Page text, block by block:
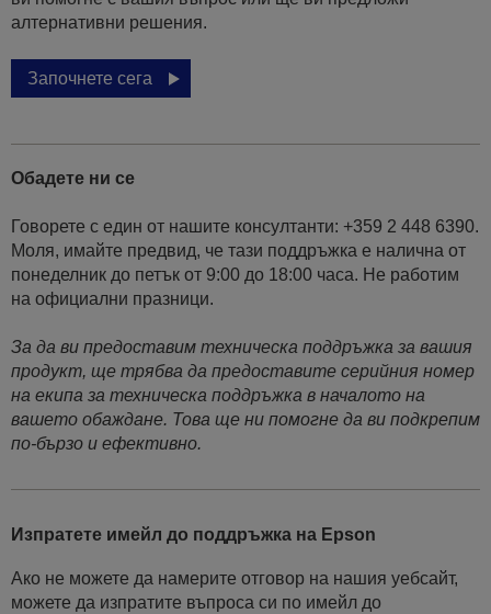
алтернативни решения.
Започнете сега
Обадете ни се
Говорете с един от нашите консултанти: +359 2 448 6390.
Моля, имайте предвид, че тази поддръжка е налична от
понеделник до петък от 9:00 до 18:00 часа. Не работим
на официални празници.
За да ви предоставим техническа поддръжка за вашия
продукт, ще трябва да предоставите серийния номер
на екипа за техническа поддръжка в началото на
вашето обаждане. Това ще ни помогне да ви подкрепим
по-бързо и ефективно.
Изпратете имейл до поддръжка на Epson
Ако не можете да намерите отговор на нашия уебсайт,
можете да изпратите въпроса си по имейл до